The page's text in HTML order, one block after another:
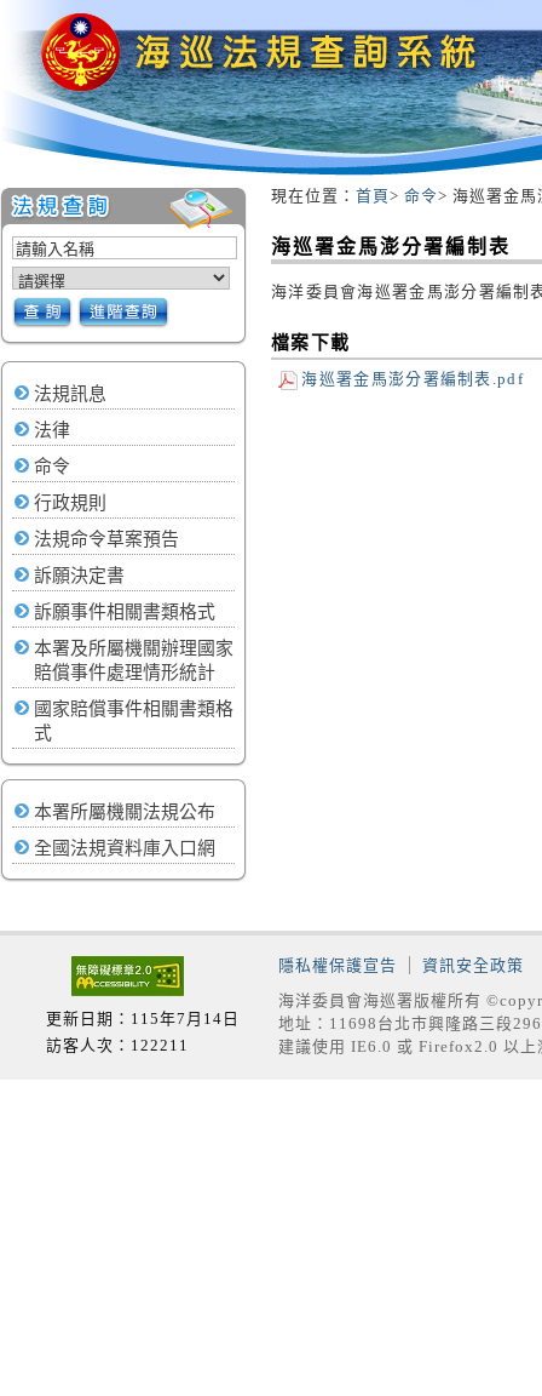
法規訊息
法律
命令
行政規則
法規命令草案預告
訴願決定書
訴願事件相關書類格式
本署及所屬機關辦理國家
賠償事件處理情形統計
國家賠償事件相關書類格
式
本署所屬機關法規公布
全國法規資料庫入口網
現在位置： 首頁> 命令> 海巡署金
海巡署金馬澎分署編制表
海洋委員會海巡署金馬澎分署編制
檔案下載
海巡署金馬澎分署編制表.pdf
更新日期：115年7月14日
訪客人次：122211
隱私權保護宣告
資訊安全政策
海洋委員會海巡署版權所有
地址：11698台北市興隆路三段
建議使用 IE6.0 或 Firefox2.0 以